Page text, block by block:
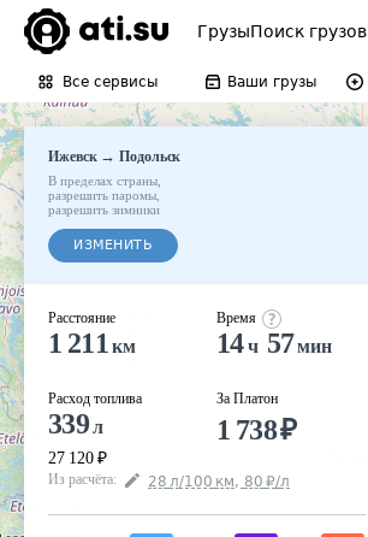
ГрузыПоиск грузов
Все сервисы Ваши грузы
Ижевск→Подольск
В пределах страны
разрешить паромы
разрешить зимники
ИЗМЕНИТЬ
Расстояние
1 211 км
Расход топлива
339л
27 120 ₽
Время
14ч 57мин
За Платон
1 738₽
Из расчёта: 28 л/100 км, 80 ₽/л